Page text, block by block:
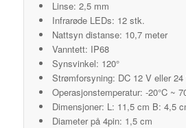
Linse: 2,5 mm
Infrarøde LEDs: 12 stk.
Nattsyn distanse: 10,7 meter
Vanntett: IP68
Synsvinkel: 120°
Strømforsyning: DC 12 V eller 24
Operasjonstemperatur: -20°C ~
Dimensjoner: L: 11,5 cm B: 4,5
Diameter på 4pin: 1,5 cm